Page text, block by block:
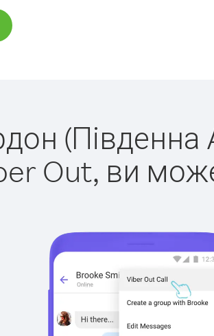
Out, ви